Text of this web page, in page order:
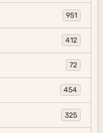
951
412
72
454
325